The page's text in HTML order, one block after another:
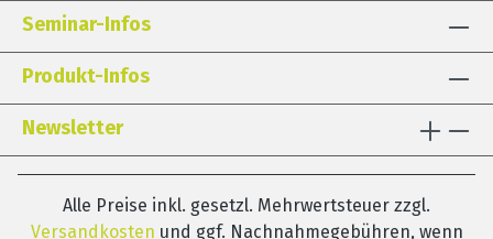
Seminar-Infos
Produkt-Infos
Newsletter
Alle Preise inkl. gesetzl. Mehrwertsteuer zzgl.
Versandkosten und ggf. Nachnahmegebühren, wenn